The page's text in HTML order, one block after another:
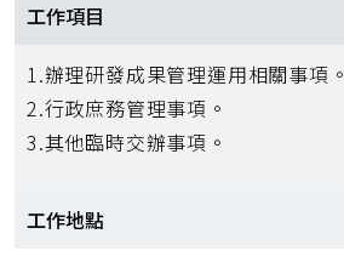
工作項目
1.辦理研發成果管理運用相關事項。
2.行政庶務管理事項。
3.其他臨時交辦事項。
工作地點